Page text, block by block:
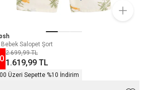
Bebek Salopet Şort
2.699,99 TL
1.619,99 TL
Üzeri Sepette %10 İndirim